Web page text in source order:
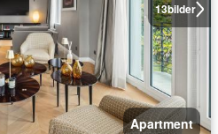
13bilder
Apartment